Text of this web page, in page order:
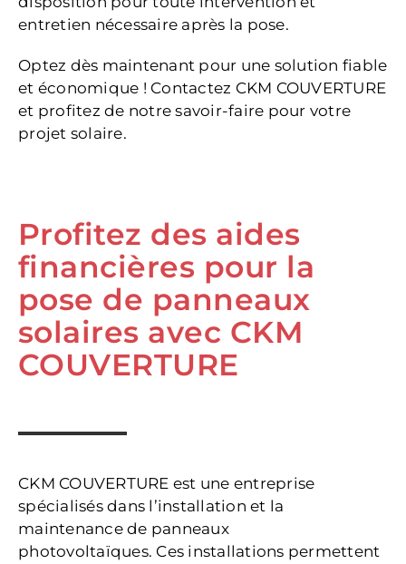
entretien nécessaire après la pose.
Optez dès maintenant pour une solution fiable
et économique ! Contactez CKM COUVERTURE
et profitez de notre savoir-faire pour votre
projet solaire.
Profitez des aides
financières pour la
pose de panneaux
solaires avec CKM
COUVERTURE
CKM COUVERTURE est une entreprise
spécialisés dans l’installation et la
maintenance de panneaux
photovoltaïques. Ces installations permettent